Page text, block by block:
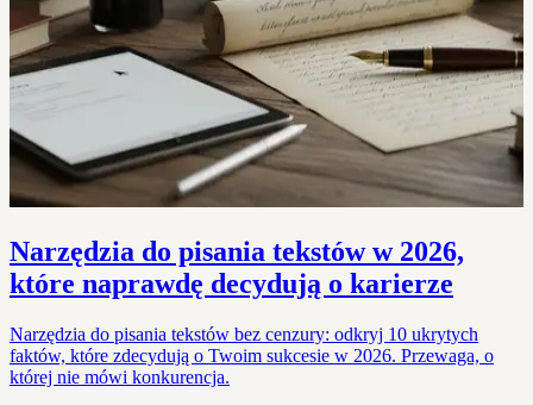
Narzędzia do pisania tekstów w 2026,
które naprawdę decydują o karierze
Narzędzia do pisania tekstów bez cenzury: odkryj 10 ukrytych
faktów, które zdecydują o Twoim sukcesie w 2026. Przewaga, o
której nie mówi konkurencja.